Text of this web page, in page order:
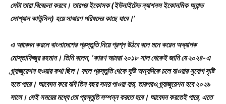
সেটা তারা বিবেচনা করবে। তারপর ইকোসক (ইউনাইটেড ন্যাশনস ইকোনমিক অ্যান্ড
সোশ্যাল কাউন্সিল) হয়ে সাধারণ পরিষদের কাছে যাবে।’
এ আবেদন করলে বাংলাদেশের প্রস্তুতি নিয়ে প্রশ্ন উঠবে বলে মনে করেন অধ্যাপক
মোস্তাফিজুর রহমান। তিনি বলেন, ‘কারণ আমরা ২০১৮ সাল থেকেই জানি যে ২০২৪-এ
গ্র্যাজুয়েশন হওয়ার কথা ছিল। ফলে প্রস্তুতি থেকে দৃষ্টি অন্যদিকে চলে যাওয়ার সুযোগ সৃষ্টি
হতে পারে। আবেদন করে যদি তিন বছর সময় পাওয়া যায়, তারপরও গ্র্যাজুয়েশন হবে ২০২৯
সালে। সেই সময়ের মধ্যে তো প্রস্তুতি সম্পন্ন করতে হবে। আবেদন করতেই পারে, এতে